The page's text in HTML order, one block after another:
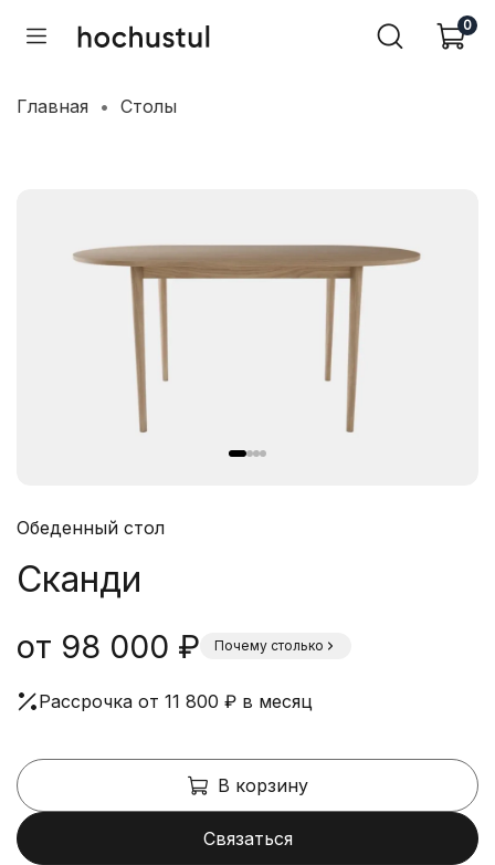
0
Главная Столы
Обеденный стол
Сканди
от 98 000 ₽ Почему столько
Рассрочка от 11 800 ₽ в месяц
В корзину
Связаться